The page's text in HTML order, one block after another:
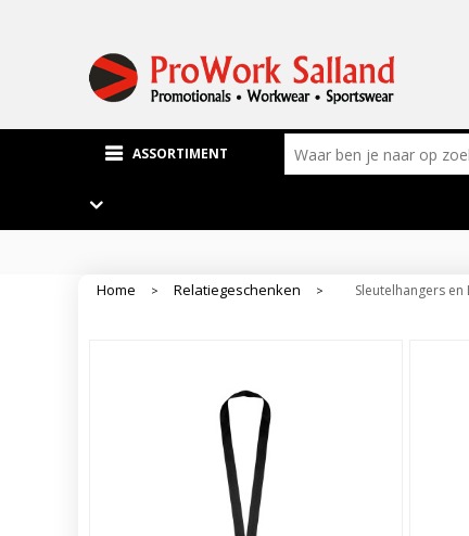
ASSORTIMENT
Home > Relatiegeschenken > Sleutelhangers en